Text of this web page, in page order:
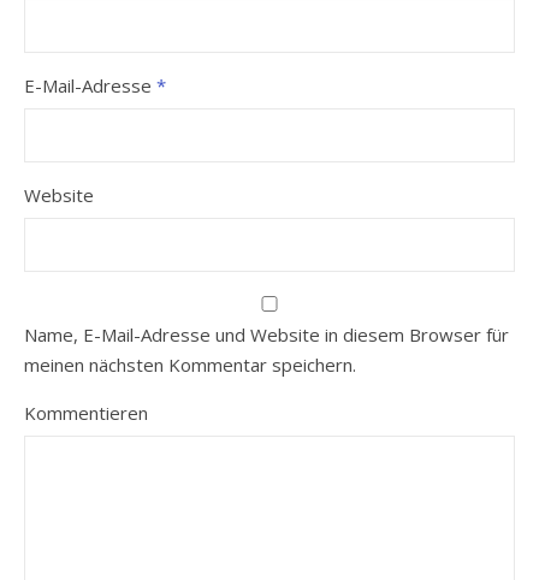
E-Mail-Adresse *
Website
Name, E-Mail-Adresse und Website in diesem Browser für
meinen nächsten Kommentar speichern.
Kommentieren